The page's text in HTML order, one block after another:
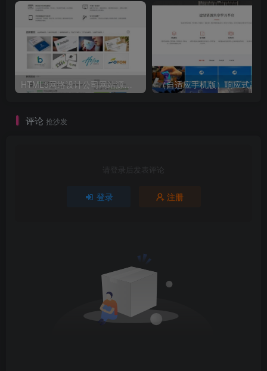
HTML5网络设计公司网站源码 织梦dedecms整站模板
评论 抢沙发
请登录后发表评论
登录 注册